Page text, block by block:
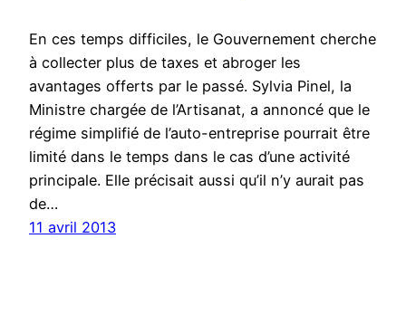
En ces temps difficiles, le Gouvernement cherche
à collecter plus de taxes et abroger les
avantages offerts par le passé. Sylvia Pinel, la
Ministre chargée de l’Artisanat, a annoncé que le
régime simplifié de l’auto-entreprise pourrait être
limité dans le temps dans le cas d’une activité
principale. Elle précisait aussi qu’il n’y aurait pas
de…
11 avril 2013